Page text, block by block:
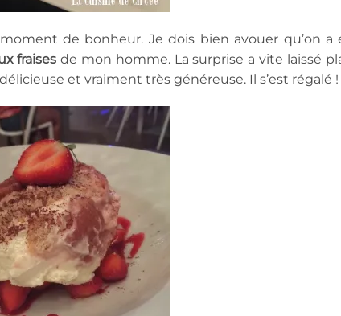
de bonheur. Je dois bien avouer qu’on a
fraises de mon homme. La surprise a vite laissé
et vraiment très généreuse. Il s’est régalé !